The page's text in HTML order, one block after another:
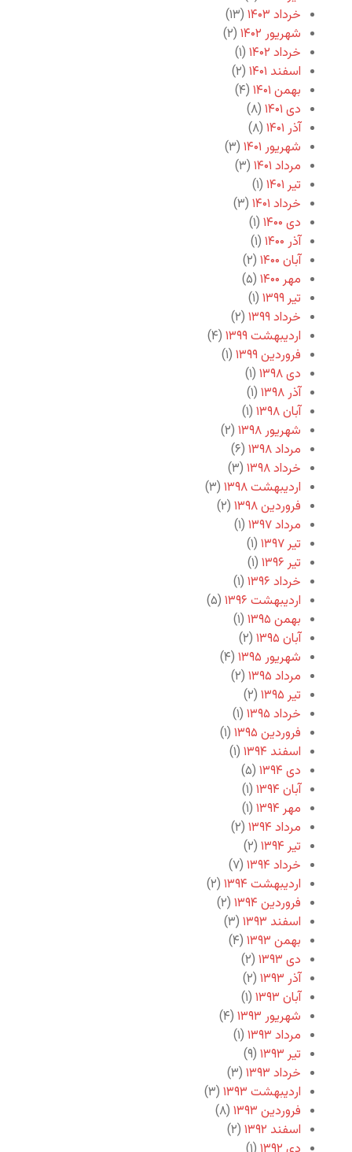
خرداد ۱۴۰۳
(۱۳)
شهریور ۱۴۰۲
(۲)
خرداد ۱۴۰۲
(۱)
اسفند ۱۴۰۱
(۲)
بهمن ۱۴۰۱
(۴)
دی ۱۴۰۱
(۸)
آذر ۱۴۰۱
(۸)
شهریور ۱۴۰۱
(۳)
مرداد ۱۴۰۱
(۳)
تیر ۱۴۰۱
(۱)
خرداد ۱۴۰۱
(۳)
دی ۱۴۰۰
(۱)
آذر ۱۴۰۰
(۱)
آبان ۱۴۰۰
(۲)
مهر ۱۴۰۰
(۵)
تیر ۱۳۹۹
(۱)
خرداد ۱۳۹۹
(۲)
اردیبهشت ۱۳۹۹
(۴)
فروردین ۱۳۹۹
(۱)
دی ۱۳۹۸
(۱)
آذر ۱۳۹۸
(۱)
آبان ۱۳۹۸
(۱)
شهریور ۱۳۹۸
(۲)
مرداد ۱۳۹۸
(۶)
خرداد ۱۳۹۸
(۳)
اردیبهشت ۱۳۹۸
(۳)
فروردین ۱۳۹۸
(۲)
مرداد ۱۳۹۷
(۱)
تیر ۱۳۹۷
(۱)
تیر ۱۳۹۶
(۱)
خرداد ۱۳۹۶
(۱)
اردیبهشت ۱۳۹۶
(۵)
بهمن ۱۳۹۵
(۱)
آبان ۱۳۹۵
(۲)
شهریور ۱۳۹۵
(۴)
مرداد ۱۳۹۵
(۲)
تیر ۱۳۹۵
(۲)
خرداد ۱۳۹۵
(۱)
فروردین ۱۳۹۵
(۱)
اسفند ۱۳۹۴
(۱)
دی ۱۳۹۴
(۵)
آبان ۱۳۹۴
(۱)
مهر ۱۳۹۴
(۱)
مرداد ۱۳۹۴
(۲)
تیر ۱۳۹۴
(۲)
خرداد ۱۳۹۴
(۷)
اردیبهشت ۱۳۹۴
(۲)
فروردین ۱۳۹۴
(۲)
اسفند ۱۳۹۳
(۳)
بهمن ۱۳۹۳
(۴)
دی ۱۳۹۳
(۲)
آذر ۱۳۹۳
(۲)
آبان ۱۳۹۳
(۱)
شهریور ۱۳۹۳
(۴)
مرداد ۱۳۹۳
(۱)
تیر ۱۳۹۳
(۹)
خرداد ۱۳۹۳
(۳)
اردیبهشت ۱۳۹۳
(۳)
فروردین ۱۳۹۳
(۸)
اسفند ۱۳۹۲
(۲)